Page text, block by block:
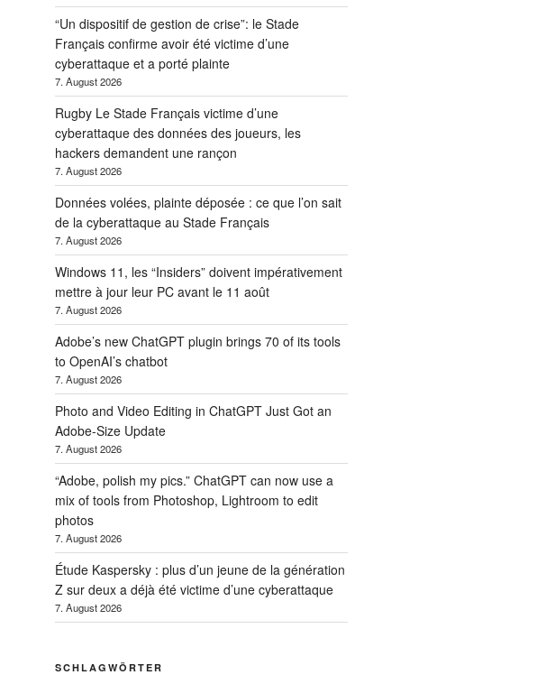
“Un dispositif de gestion de crise”: le Stade
Français confirme avoir été victime d’une
cyberattaque et a porté plainte
7. August 2026
Rugby Le Stade Français victime d’une
cyberattaque des données des joueurs, les
hackers demandent une rançon
7. August 2026
Données volées, plainte déposée : ce que l’on sait
de la cyberattaque au Stade Français
7. August 2026
Windows 11, les “Insiders” doivent impérativement
mettre à jour leur PC avant le 11 août
7. August 2026
Adobe’s new ChatGPT plugin brings 70 of its tools
to OpenAI’s chatbot
7. August 2026
Photo and Video Editing in ChatGPT Just Got an
Adobe-Size Update
7. August 2026
“Adobe, polish my pics.” ChatGPT can now use a
mix of tools from Photoshop, Lightroom to edit
photos
7. August 2026
Étude Kaspersky : plus d’un jeune de la génération
Z sur deux a déjà été victime d’une cyberattaque
7. August 2026
SCHLAGWÖRTER